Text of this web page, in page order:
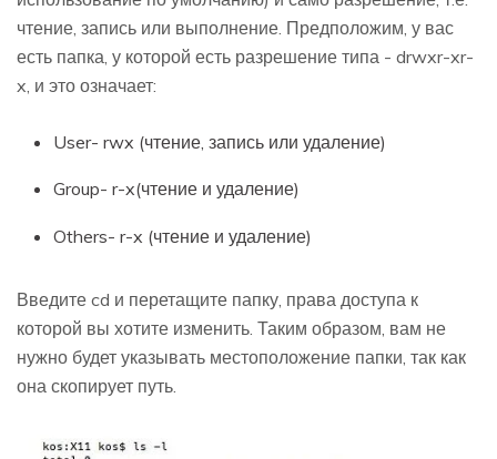
чтение, запись или выполнение. Предположим, у вас
есть папка, у которой есть разрешение типа - drwxr-xr-
x, и это означает:
User- rwx (чтение, запись или удаление)
Group- r-x(чтение и удаление)
Others- r-x (чтение и удаление)
Введите cd и перетащите папку, права доступа к
которой вы хотите изменить. Таким образом, вам не
нужно будет указывать местоположение папки, так как
она скопирует путь.